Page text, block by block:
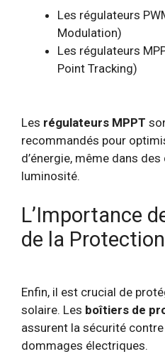
Les régulateurs
Modulation)
Les régulateurs
Point Tracking)
Les régulateurs MPPT
recommandés pour
d’énergie, même dans
luminosité.
L’Importance
de la Protection
Enfin, il est crucial de
solaire. Les boîtiers de
assurent la sécurité
dommages électriques.